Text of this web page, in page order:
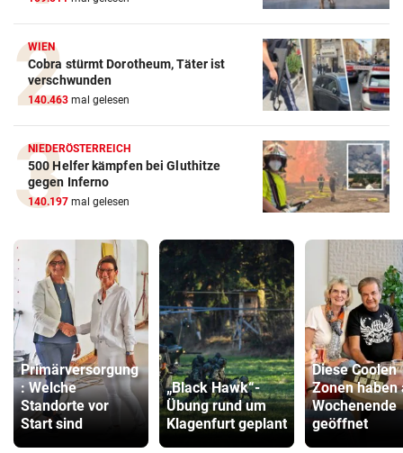
WIEN
Cobra stürmt Dorotheum, Täter ist
verschwunden
140.463 mal gelesen
NIEDERÖSTERREICH
500 Helfer kämpfen bei Gluthitze
gegen Inferno
140.197 mal gelesen
Primärversorgung
: Welche
Standorte vor
Start sind
„Black Hawk“-
Übung rund um
Klagenfurt geplant
Diese Coolen
Zonen haben
Wochenende
geöffnet